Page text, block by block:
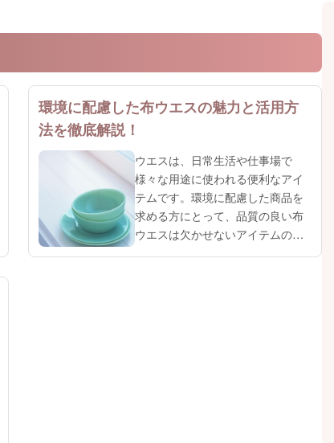
環境に配慮した布ウエスの魅力と活用方
法を徹底解説！
ウエスは、日常生活や仕事場で
様々な用途に使われる便利なアイ
テムです。環境に配慮した商品を
求める方にとって、品質の良い布
ウエスは欠かせないアイテムの一